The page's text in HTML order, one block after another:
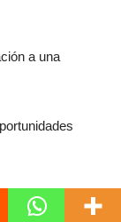
a una
para